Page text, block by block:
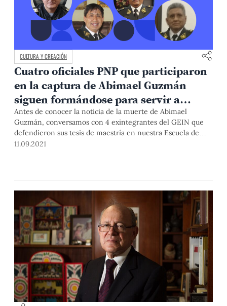
CULTURA Y CREACIÓN
Cuatro oficiales PNP que participaron
en la captura de Abimael Guzmán
siguen formándose para servir a
nuestro país
Antes de conocer la noticia de la muerte de Abimael
Guzmán, conversamos con 4 exintegrantes del GEIN que
defendieron sus tesis de maestría en nuestra Escuela de
Gobierno y Políticas Públicas. Su servicio fue crucial en la
11.09.2021